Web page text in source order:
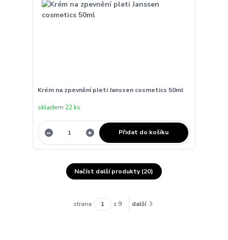
Krém na zpevnění pleti Janssen cosmetics 50ml
skladem 22 ks
Přidat do košíku
Načíst další produkty (20)
strana z 9 další